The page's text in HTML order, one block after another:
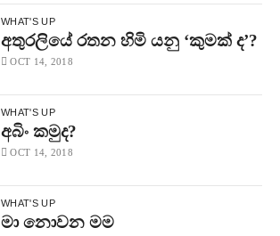
WHAT'S UP
අතුරලියේ රතන හිමි යනු ‘කුමක් ද’?
OCT 14, 2018
WHAT'S UP
අබිං කමුද?
OCT 14, 2018
WHAT'S UP
මා නොවන මම